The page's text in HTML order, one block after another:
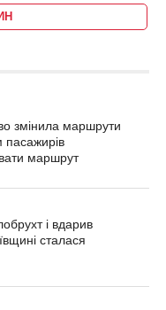
змінила маршрути
пасажирів
маршрут
і вдарив
сталася